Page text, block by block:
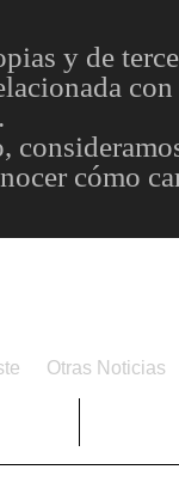
y de
cómo
Otras Noticias